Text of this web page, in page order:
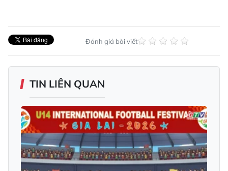
Đánh giá bài viết
TIN LIÊN QUAN